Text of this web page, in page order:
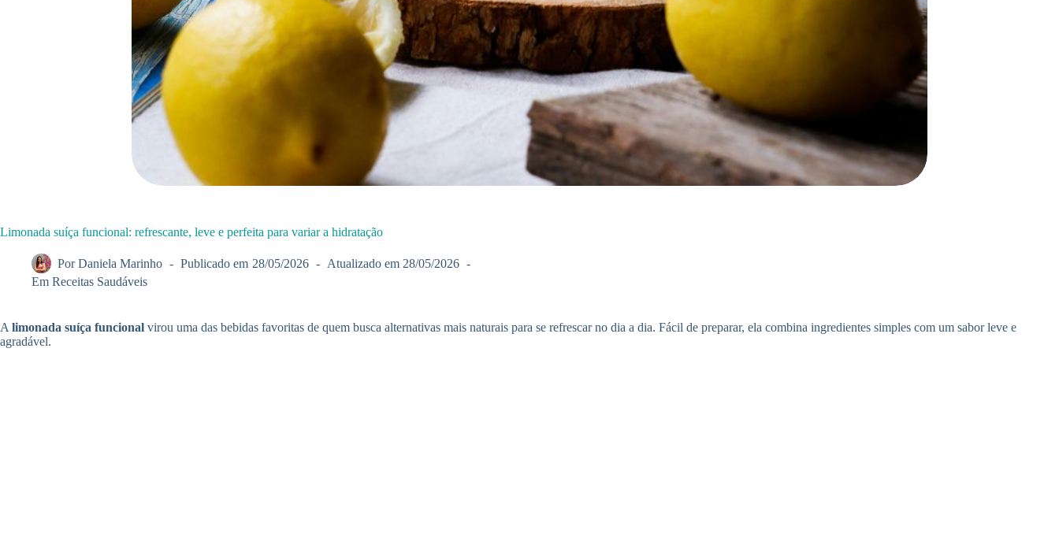
Limonada suíça funcional: refrescante, leve e perfeita para variar a hidratação
Por Daniela Marinho Publicado em 28/05/2026 Atualizado em 28/05/2026
Em Receitas Saudáveis
A limonada suíça funcional virou uma das bebidas favoritas de quem busca alternativas mais naturais para se refrescar no dia a dia. Fácil de preparar, ela combina ingredientes simples com um sabor leve e
agradável.